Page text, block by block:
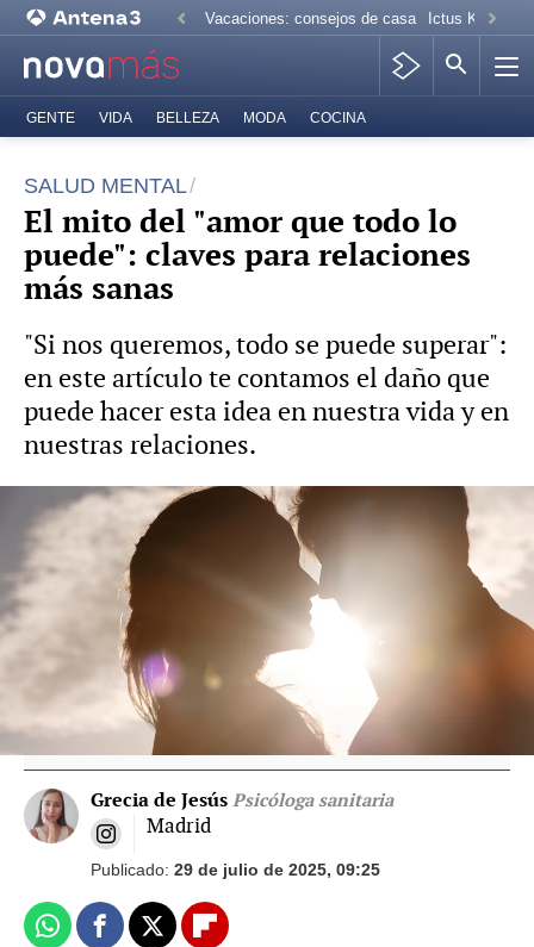
Vacaciones: consejos de casa Ictus Kiko
GENTE VIDA BELLEZA MODA COCINA
SALUD MENTAL
El mito del "amor que todo lo
puede": claves para relaciones
más sanas
"Si nos queremos, todo se puede superar":
en este artículo te contamos el daño que
puede hacer esta idea en nuestra vida y en
nuestras relaciones.
Foto: Freepik
Relaciones tóxicas disfrazadas de amor
romántico: Estas son las señales de alerta
más importantes
Grecia de Jesús Psicóloga sanitaria
Madrid
Publicado: 29 de julio de 2025, 09:25
WhatsappFacebook
X Flipboard